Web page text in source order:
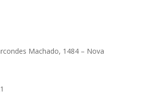
Machado, 1484 – Nova